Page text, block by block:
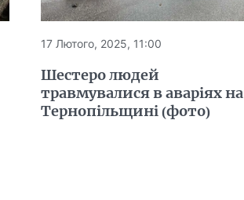
17 Лютого, 2025, 11:00
Шестеро людей
травмувалися в аваріях на
Тернопільщині (фото)